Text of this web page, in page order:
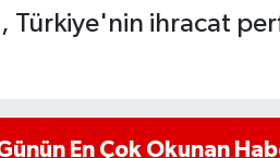
Türkiye'nin ihracat
En Çok Okunan